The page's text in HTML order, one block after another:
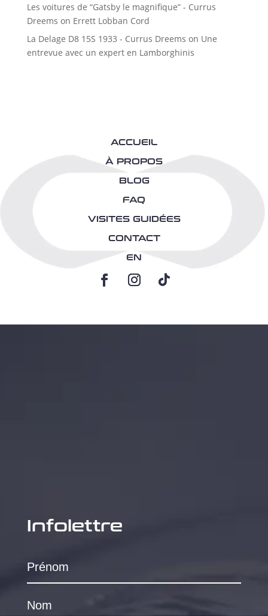
Les voitures de “Gatsby le magnifique” - Currus
Dreems on Errett Lobban Cord
La Delage D8 15S 1933 - Currus Dreems on Une
entrevue avec un expert en Lamborghinis
ACCUEIL
À PROPOS
BLOG
FAQ
VISITES GUIDÉES
CONTACT
EN
Infolettre